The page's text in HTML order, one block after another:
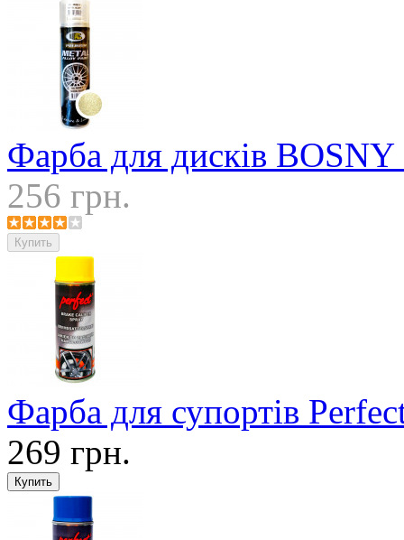
Фарба для дисків
256 грн.
Фарба для супортів
269 грн.